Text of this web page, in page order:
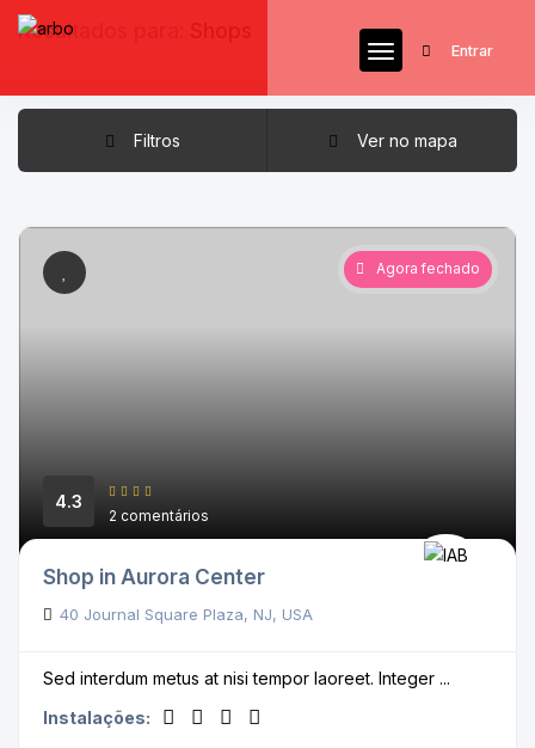
Entrar
Resultados para:
Filtros Ver no mapa
Agora fechado
4.3
2 comentários
Shop in Aurora Center
40 Journal Square Plaza, NJ, USA
Sed interdum metus at nisi tempor laoreet. Integer ...
Instalações: